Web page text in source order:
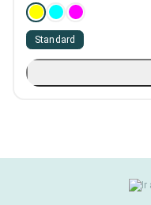
Standard